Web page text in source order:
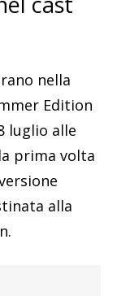
nella
Edition
luglio alle
prima volta
alla